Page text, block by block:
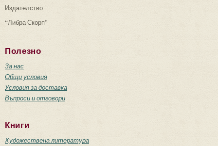
Издателство
“Либра Скорп”
Полезно
За нас
Общи условия
Условия за доставка
Въпроси и отговори
Книги
Художествена литература